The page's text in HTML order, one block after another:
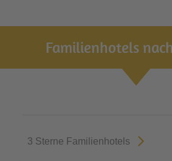
Familienhotels
3 Sterne Familienhotels